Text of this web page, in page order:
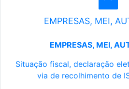
EMPRESAS, MEI,
EMPRESAS, MEI,
Situação fiscal, declaração
via de recolhimento de